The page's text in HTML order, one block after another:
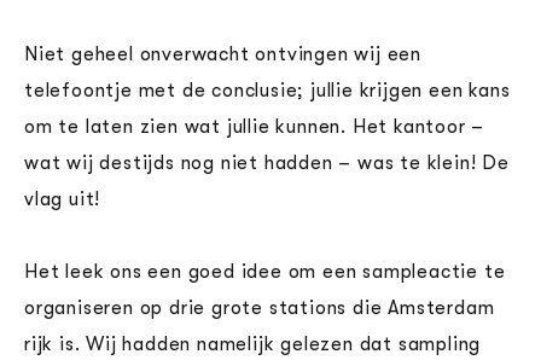
Niet geheel onverwacht ontvingen wij een
telefoontje met de conclusie; jullie krijgen een kans
om te laten zien wat jullie kunnen. Het kantoor –
wat wij destijds nog niet hadden – was te klein! De
vlag uit!
Het leek ons een goed idee om een sampleactie te
organiseren op drie grote stations die Amsterdam
rijk is. Wij hadden namelijk gelezen dat sampling